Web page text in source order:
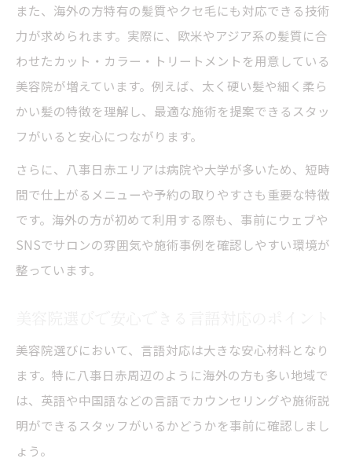
髪質改善に強い昭和区八事日赤の美容院の
魅力
八事日赤付近で外国人が頼れる美容院の条件と
は
八事日赤周辺の美容院に求められる対応力
外国人に寄り添う美容院の接客と技術
美容院選びで重視したいカウンセリング力
八事日赤の美容院で信頼できる施術を受け
昭和区で外国人向け美容院を探す際の工夫
失敗しない美容院選びのチェックポイント
美容院選びで言語対応と技術力を比較する
また、海外の方特有の髪質やクセ毛にも対応できる技術
力が求められます。実際に、欧米やアジア系の髪質に合
わせたカット・カラー・トリートメントを用意している
美容院が増えています。例えば、太く硬い髪や細く柔ら
かい髪の特徴を理解し、最適な施術を提案できるスタッ
フがいると安心につながります。
さらに、八事日赤エリアは病院や大学が多いため、短時
間で仕上がるメニューや予約の取りやすさも重要な特徴
です。海外の方が初めて利用する際も、事前にウェブや
SNSでサロンの雰囲気や施術事例を確認しやすい環境が
整っています。
美容院選びにおいて、言語対応は大きな安心材料となり
ます。特に八事日赤周辺のように海外の方も多い地域で
は、英語や中国語などの言語でカウンセリングや施術説
明ができるスタッフがいるかどうかを事前に確認しまし
ょう。